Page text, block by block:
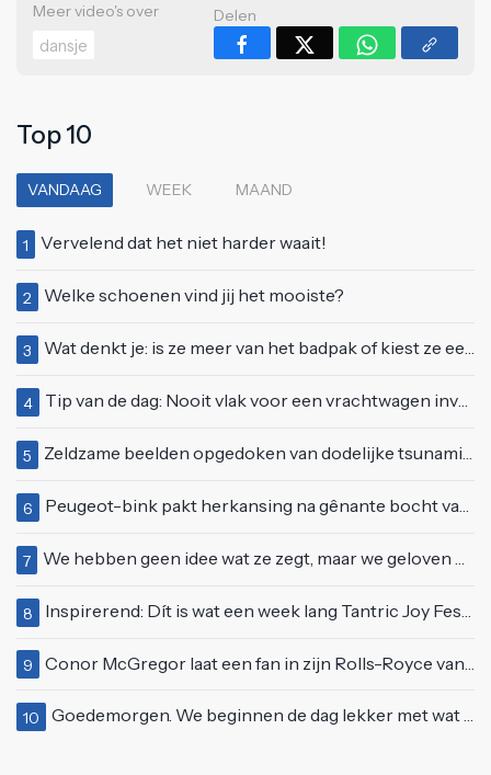
Meer video's over
dansje
Delen
Top 10
VANDAAG WEEK MAAND
1 Vervelend dat het niet harder waait!
2 Welke schoenen vind jij het mooiste?
3 Wat denkt je: is ze meer van het badpak of kiest ze eerder voor een bikini?
4 Tip van de dag: Nooit vlak voor een vrachtwagen invoegen
5 Zeldzame beelden opgedoken van dodelijke tsunami uit 2004
6 Peugeot-bink pakt herkansing na gênante bocht van 180 graden bij verkeerslicht
7 We hebben geen idee wat ze zegt, maar we geloven haar helemaal!
8 Inspirerend: Dít is wat een week lang Tantric Joy Festival met je doet
9 Conor McGregor laat een fan in zijn Rolls-Royce van $600.000
10 Goedemorgen. We beginnen de dag lekker met wat rek- en strekoefeningen